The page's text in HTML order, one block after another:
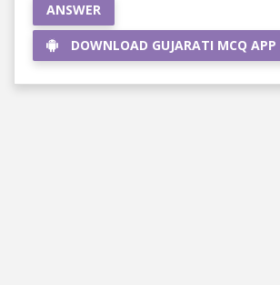
ANSWER
DOWNLOAD GUJARATI MCQ APP